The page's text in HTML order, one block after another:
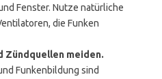
Fenster. Nutze natürliche
die Funken
Zündquellen meiden.
Funkenbildung sind